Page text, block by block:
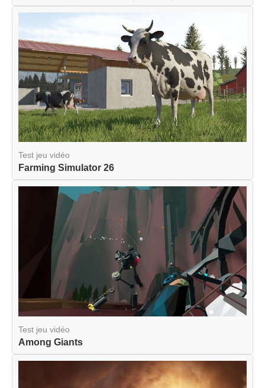
Test jeu vidéo
Farming Simulator 26
Test jeu vidéo
Among Giants